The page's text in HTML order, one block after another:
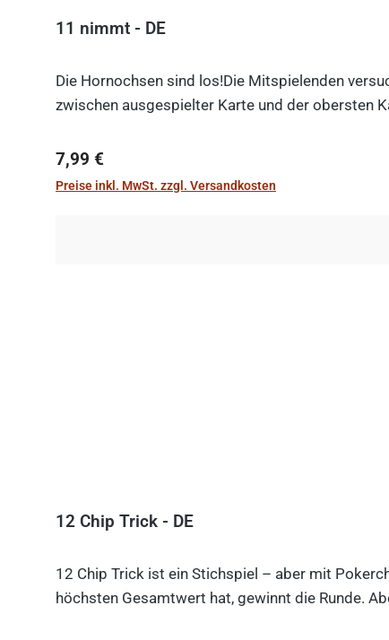
11 nimmt - DE
Die Hornochsen sind los!Die Mitspielenden
zwischen ausgespielter Karte und der obersten
Regulärer Preis:
7,99 €
Preise inkl. MwSt. zzgl. Versandkosten
12 Chip Trick - DE
12 Chip Trick ist ein Stichspiel – aber mit
höchsten Gesamtwert hat, gewinnt die Runde.